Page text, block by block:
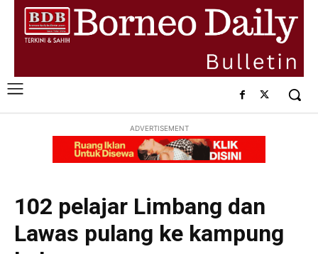
ADVERTISEMENT
102 pelajar Limbang dan
Lawas pulang ke kampung